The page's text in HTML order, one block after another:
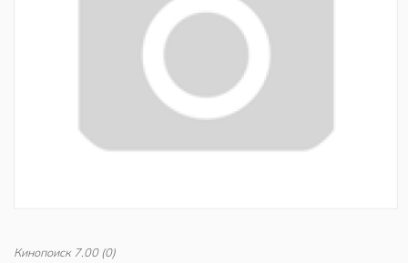
Кинопоиск 7.00(0)